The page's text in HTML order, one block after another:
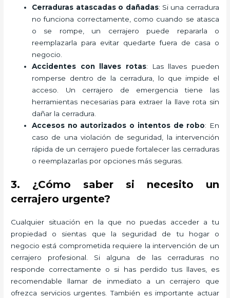
Cerraduras atascadas o dañadas: Si una cerradura
no funciona correctamente, como cuando se atasca
o se rompe, un cerrajero puede repararla o
reemplazarla para evitar quedarte fuera de casa o
negocio.
Accidentes con llaves rotas: Las llaves pueden
romperse dentro de la cerradura, lo que impide el
acceso. Un cerrajero de emergencia tiene las
herramientas necesarias para extraer la llave rota sin
dañar la cerradura.
Accesos no autorizados o intentos de robo: En
caso de una violación de seguridad, la intervención
rápida de un cerrajero puede fortalecer las cerraduras
o reemplazarlas por opciones más seguras.
3. ¿Cómo saber si necesito un
cerrajero urgente?
Cualquier situación en la que no puedas acceder a tu
propiedad o sientas que la seguridad de tu hogar o
negocio está comprometida requiere la intervención de un
cerrajero profesional. Si alguna de las cerraduras no
responde correctamente o si has perdido tus llaves, es
recomendable llamar de inmediato a un cerrajero que
ofrezca servicios urgentes. También es importante actuar